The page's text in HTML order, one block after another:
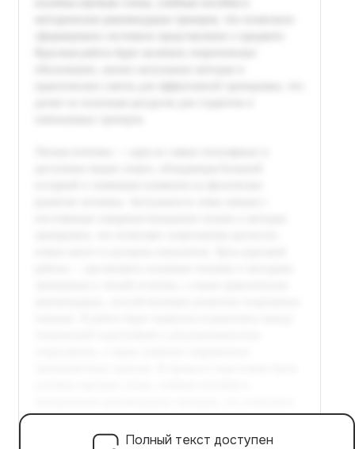
Полный текст доступен